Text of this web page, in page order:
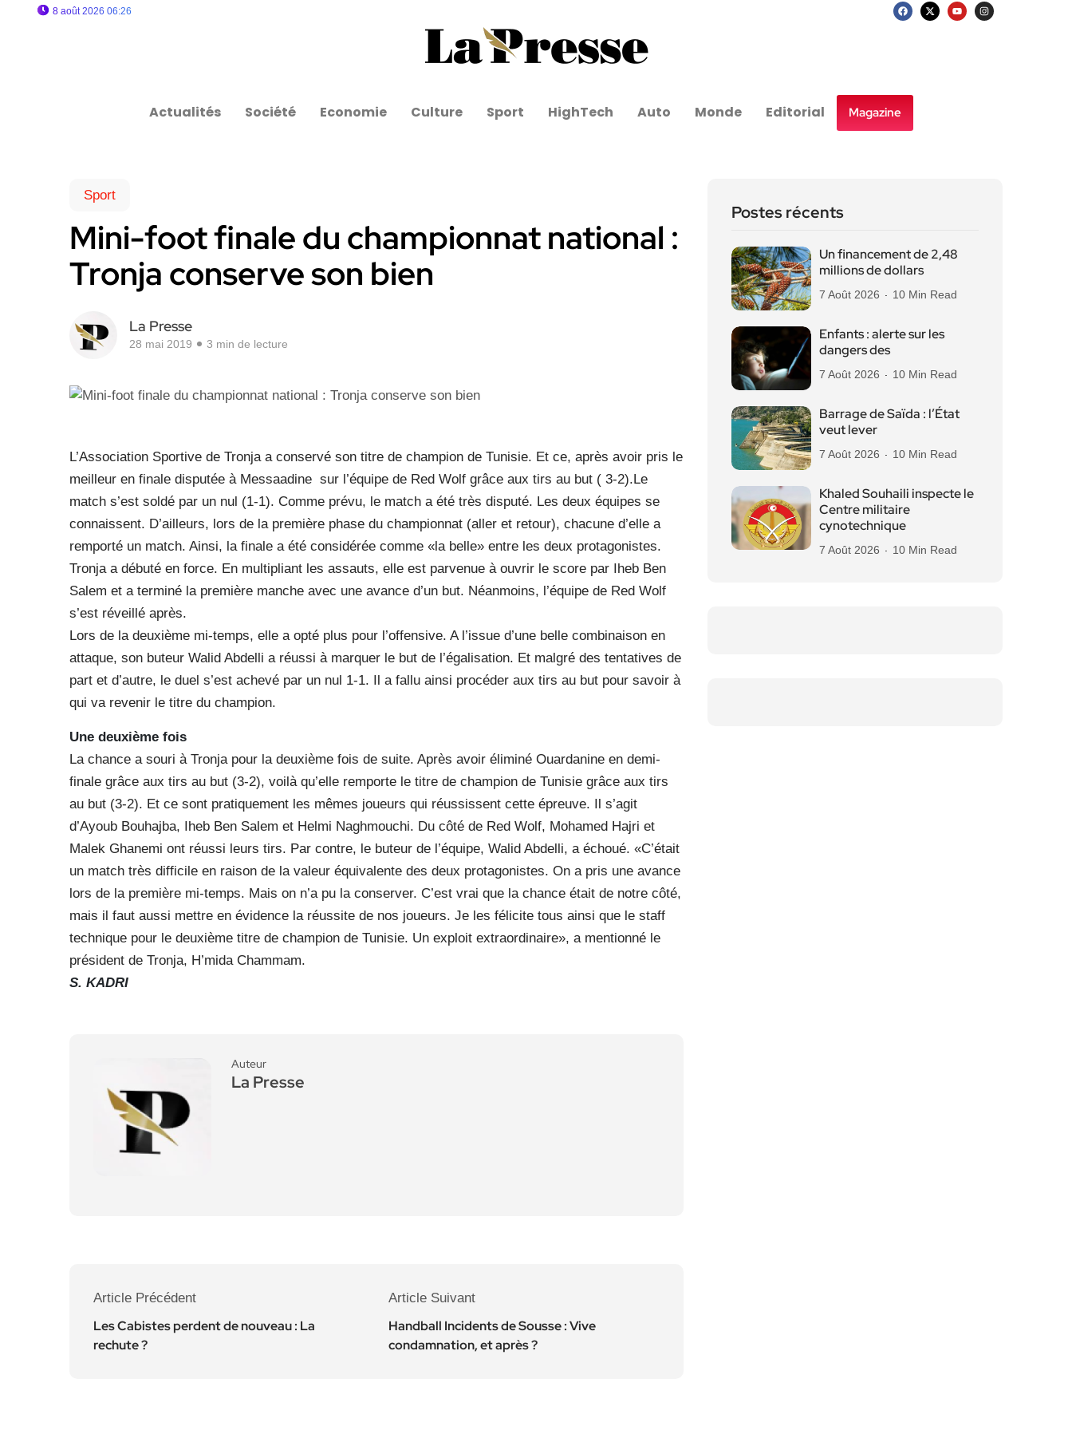
8 août 2026 06:26
Actualités Société Economie Culture Sport HighTech Auto Monde Editorial Magazine
Sport
Mini-foot finale du championnat national :
Tronja conserve son bien
La Presse
28 mai 2019 3 min de lecture
L’Association Sportive de Tronja a conservé son titre de champion de Tunisie. Et ce, après avoir pris le
meilleur en finale disputée à Messaadine sur l’équipe de Red Wolf grâce aux tirs au but ( 3-2).Le
match s’est soldé par un nul (1-1). Comme prévu, le match a été très disputé. Les deux équipes se
connaissent. D’ailleurs, lors de la première phase du championnat (aller et retour), chacune d’elle a
remporté un match. Ainsi, la finale a été considérée comme «la belle» entre les deux protagonistes.
Tronja a débuté en force. En multipliant les assauts, elle est parvenue à ouvrir le score par Iheb Ben
Salem et a terminé la première manche avec une avance d’un but. Néanmoins, l’équipe de Red Wolf
s’est réveillé après.
Lors de la deuxième mi-temps, elle a opté plus pour l’offensive. A l’issue d’une belle combinaison en
attaque, son buteur Walid Abdelli a réussi à marquer le but de l’égalisation. Et malgré des tentatives de
part et d’autre, le duel s’est achevé par un nul 1-1. Il a fallu ainsi procéder aux tirs au but pour savoir à
qui va revenir le titre du champion.
Une deuxième fois
La chance a souri à Tronja pour la deuxième fois de suite. Après avoir éliminé Ouardanine en demi-
finale grâce aux tirs au but (3-2), voilà qu’elle remporte le titre de champion de Tunisie grâce aux tirs
au but (3-2). Et ce sont pratiquement les mêmes joueurs qui réussissent cette épreuve. Il s’agit
d’Ayoub Bouhajba, Iheb Ben Salem et Helmi Naghmouchi. Du côté de Red Wolf, Mohamed Hajri et
Malek Ghanemi ont réussi leurs tirs. Par contre, le buteur de l’équipe, Walid Abdelli, a échoué. «C’était
un match très difficile en raison de la valeur équivalente des deux protagonistes. On a pris une avance
lors de la première mi-temps. Mais on n’a pu la conserver. C’est vrai que la chance était de notre côté,
mais il faut aussi mettre en évidence la réussite de nos joueurs. Je les félicite tous ainsi que le staff
technique pour le deuxième titre de champion de Tunisie. Un exploit extraordinaire», a mentionné le
président de Tronja, H’mida Chammam.
S. KADRI
Auteur
La Presse
Article Précédent
Les Cabistes perdent de nouveau : La
rechute ?
Article Suivant
Handball Incidents de Sousse : Vive
condamnation, et après ?
Postes récents
Un financement de 2,48
millions de dollars
7 Août 2026 10 Min Read
Enfants : alerte sur les
dangers des
7 Août 2026 10 Min Read
Barrage de Saïda : l’État
veut lever
7 Août 2026 10 Min Read
Khaled Souhaili inspecte le
Centre militaire
cynotechnique
7 Août 2026 10 Min Read